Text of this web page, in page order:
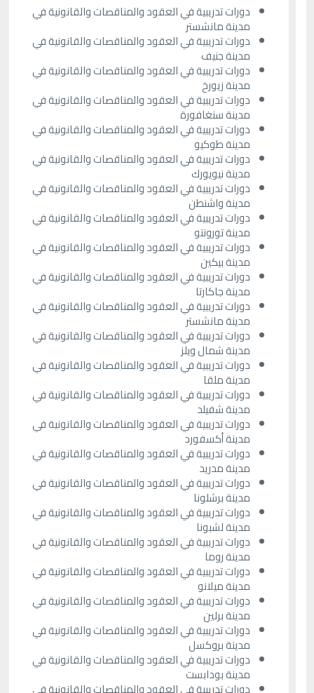
دورات تدريبية في العقود والمناقصات والقانونية في
مدينة مانشستر
دورات تدريبية في العقود والمناقصات والقانونية في
مدينة جنيف
دورات تدريبية في العقود والمناقصات والقانونية في
مدينة زيورخ
دورات تدريبية في العقود والمناقصات والقانونية في
مدينة سنغافورة
دورات تدريبية في العقود والمناقصات والقانونية في
مدينة طوكيو
دورات تدريبية في العقود والمناقصات والقانونية في
مدينة نيويورك
دورات تدريبية في العقود والمناقصات والقانونية في
مدينة واشنطن
دورات تدريبية في العقود والمناقصات والقانونية في
مدينة تورونتو
دورات تدريبية في العقود والمناقصات والقانونية في
مدينة بيكين
دورات تدريبية في العقود والمناقصات والقانونية في
مدينة جاكارتا
دورات تدريبية في العقود والمناقصات والقانونية في
مدينة مانشستر
دورات تدريبية في العقود والمناقصات والقانونية في
مدينة شمال ويلز
دورات تدريبية في العقود والمناقصات والقانونية في
مدينة ملقا
دورات تدريبية في العقود والمناقصات والقانونية في
مدينة شفيلد
دورات تدريبية في العقود والمناقصات والقانونية في
مدينة أكسفورد
دورات تدريبية في العقود والمناقصات والقانونية في
مدينة مدريد
دورات تدريبية في العقود والمناقصات والقانونية في
مدينة برشلونا
دورات تدريبية في العقود والمناقصات والقانونية في
مدينة لشبونا
دورات تدريبية في العقود والمناقصات والقانونية في
مدينة روما
دورات تدريبية في العقود والمناقصات والقانونية في
مدينة ميلانو
دورات تدريبية في العقود والمناقصات والقانونية في
مدينة برلين
دورات تدريبية في العقود والمناقصات والقانونية في
مدينة بروكسل
دورات تدريبية في العقود والمناقصات والقانونية في
مدينة بودابست
دورات تدريبية في العقود والمناقصات والقانونية في